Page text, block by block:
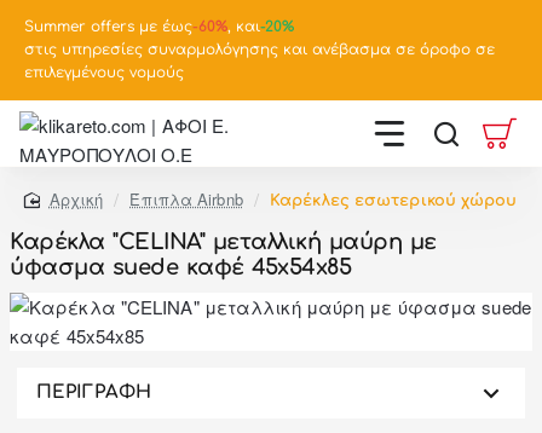
Summer offers με έως-60%, και-20%
στις υπηρεσίες συναρμολόγησης και ανέβασμα σε όροφο σε
επιλεγμένους νομούς
home
Έπιπλα Airbnb Καρέκλες εσωτερικού χώρου
Καρέκλα "CELINA" μεταλλική μαύρη με
ύφασμα suede καφέ 45x54x85
ΠΕΡΙΓΡΑΦΗ